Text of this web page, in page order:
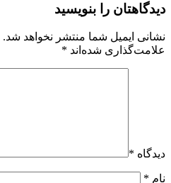
دیدگاهتان را بنویسید
نشانی ایمیل شما منتشر نخواهد شد.
علامت‌گذاری شده‌اند *
دیدگاه *
نام *